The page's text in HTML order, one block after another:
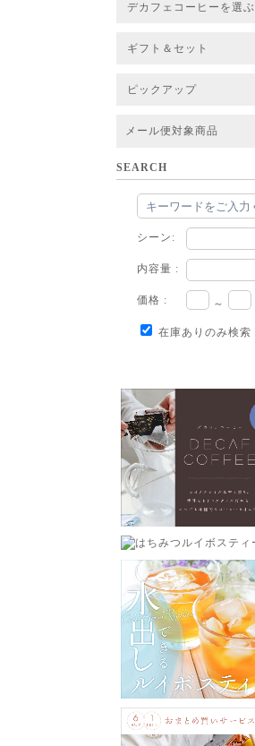
デカフェコーヒーを選ぶ
ギフト＆セット
ピックアップ
メール便対象商品
SEARCH
シーン:
内容量 :
価格 : ～
在庫ありのみ検索